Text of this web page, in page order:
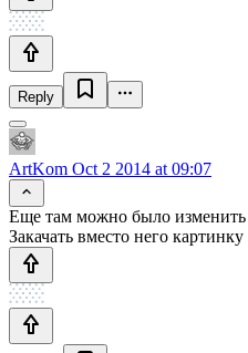
Reply
ArtKom Oct 2 2014 at 09:07
Еще там можно было изменить
Закачать вместо него картинку